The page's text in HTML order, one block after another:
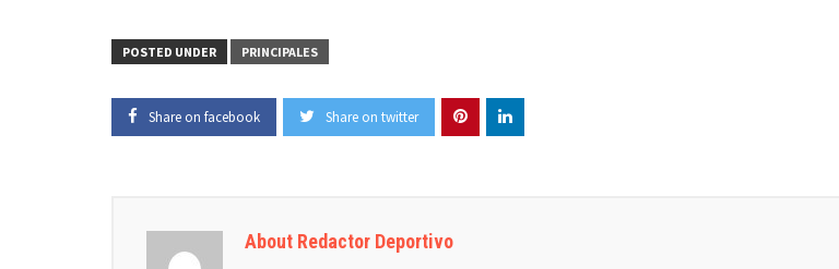
POSTED UNDER PRINCIPALES
Share on facebook Share on twitter
About Redactor Deportivo